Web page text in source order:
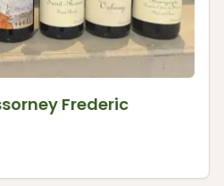
Frederic